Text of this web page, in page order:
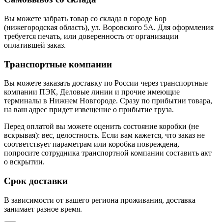
Вы можете забрать товар со склада в городе Бор
(нижегородская область), ул. Воровского 5А. Для оформления
требуется печать, или доверенность от организации
оплатившей заказ.
Транспортные компании
Вы можете заказать доставку по России через транспортные
компании ПЭК, Деловые линии и прочие имеющие
терминалы в Нижнем Новгороде. Сразу по прибытии товара,
на ваш адрес придет извещение о прибытие груза.
Перед оплатой вы можете оценить состояние коробки (не
вскрывая): вес, целостность. Если вам кажется, что заказ не
соответствует параметрам или коробка повреждена,
попросите сотрудника транспортной компании составить акт
о вскрытии.
Срок доставки
В зависимости от вашего региона проживания, доставка
занимает разное время.